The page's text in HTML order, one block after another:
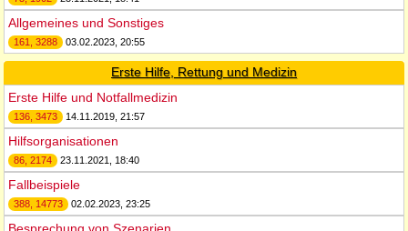
Allgemeines und Sonstiges
161, 3288 03.02.2023, 20:55
Erste Hilfe, Rettung und Medizin
Erste Hilfe und Notfallmedizin
136, 3473 14.11.2019, 21:57
Hilfsorganisationen
86, 2174 23.11.2021, 18:40
Fallbeispiele
388, 14773 02.02.2023, 23:25